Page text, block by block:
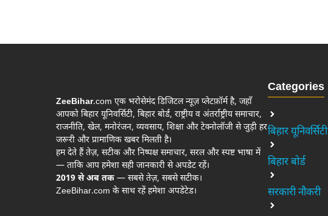
ZeeBihar.com एक भरोसेमंद डिजिटल न्यूज़ प्लेटफ़ॉर्म है, जहाँ
आपको बिहार यूनिवर्सिटी, बिहार बोर्ड, राष्ट्रीय व अंतर्राष्ट्रीय समाचार,
राजनीति, खेल, मनोरंजन, व्यवसाय, शिक्षा और टेक्नोलॉजी से जुड़ी हर
जरूरी और प्रामाणिक खबर मिलती है।
हम देते हैं तेज़, सटीक और निष्पक्ष समाचार, सरल और स्पष्ट भाषा में
— ताकि आप हमेशा सही जानकारी से अपडेट रहें।
2019 से अब तक — सबसे तेज़, सबसे सटीक।
ZeeBihar.com के साथ रहें हमेशा अपडेटेड।
Categories
बिहार यूनिवर्सिटी
बिहार बोर्ड
सरकारी नौकरी